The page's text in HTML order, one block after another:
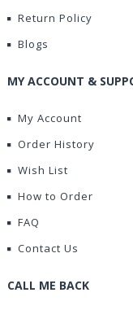
Return Policy
Blogs
MY ACCOUNT &
My Account
Order History
Wish List
How to Order
FAQ
Contact Us
CALL ME BACK